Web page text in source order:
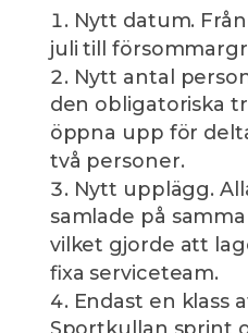
Nytt datum.
juli till
Nytt antal
den obligatoriska
öppna upp för
två personer.
Nytt upplägg.
samlade på
vilket gjorde att
fixa serviceteam.
Endast en klass